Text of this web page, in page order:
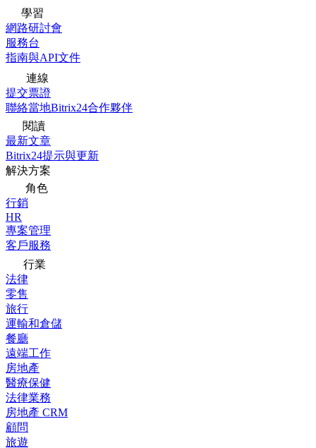
學習
網路研討會
服務台
指南與API文件
連線
提交票證
聯絡當地Bitrix24合作夥伴
閱讀
最新文章
Bitrix24提示與更新
解決方案
角色
行銷
HR
專案管理
客戶服務
行業
法律
零售
旅行
運輸和倉儲
餐廳
遠端工作
房地產
醫療保健
法律業務
房地產 CRM
顧問
旅遊